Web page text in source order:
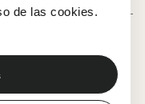
de las cookies.
a partir del 8